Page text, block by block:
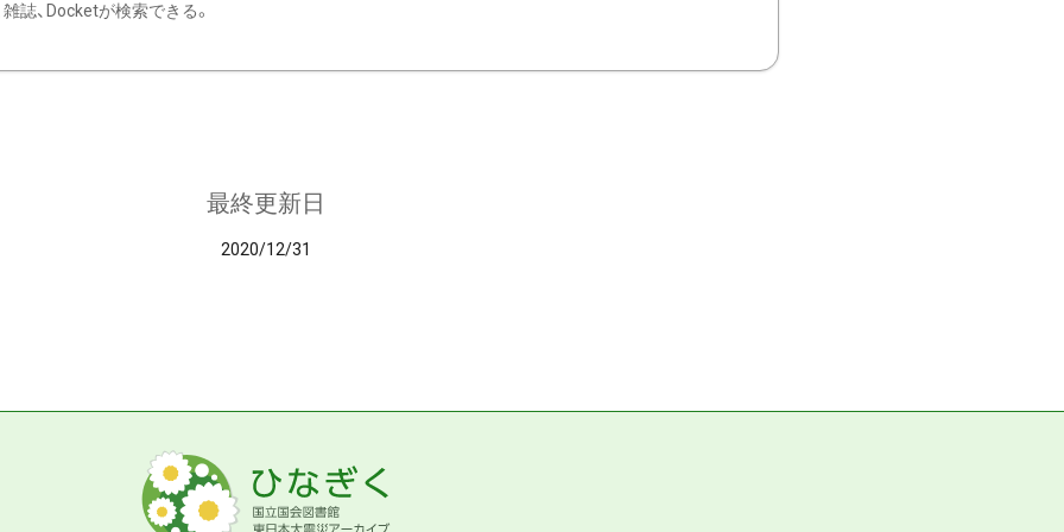
雑誌、Docketが検索できる。
最終更新日
2020/12/31